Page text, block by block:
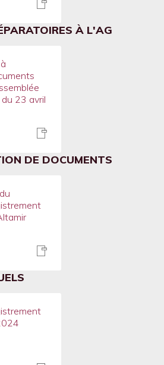
À L'AG
23 avril
DE DOCUMENTS